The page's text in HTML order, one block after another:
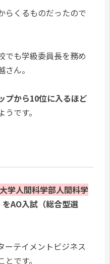
らくるものだったので
でも学級委員長を務め
ん。
プから10位に入るほど
です。
学人間科学部人間科学
をAO入試（総合型選
ーテイメントビジネス
です。